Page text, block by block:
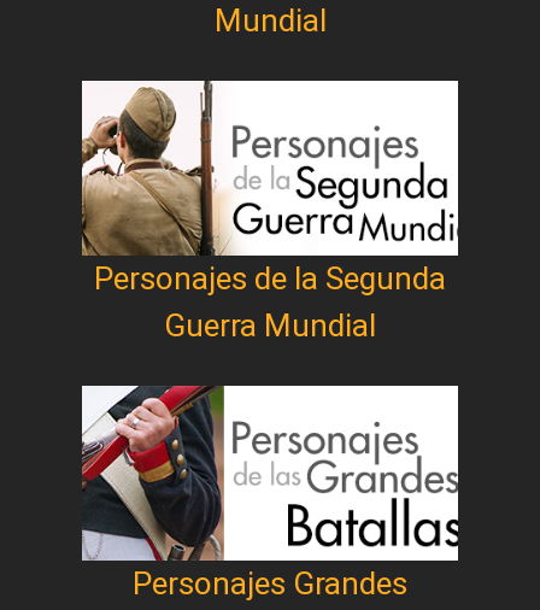
Mundial
Personajes de la Segunda
Guerra Mundial
Personajes Grandes